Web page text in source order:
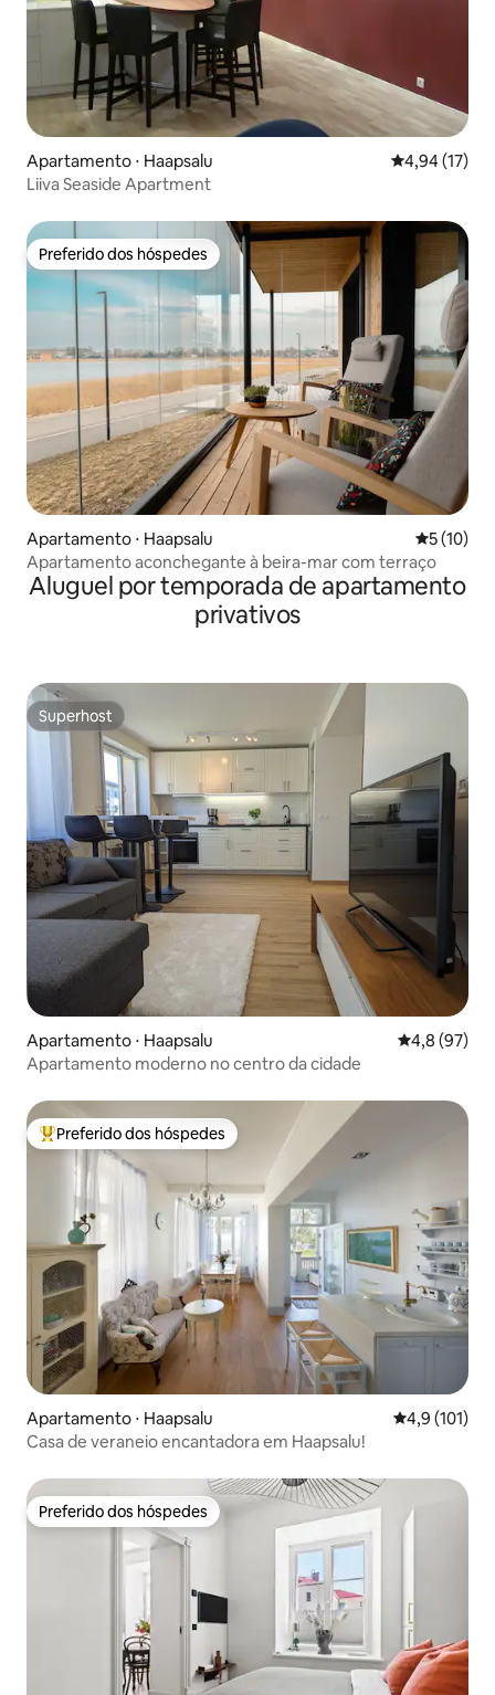
Apartamento ⋅ Haapsalu 4,94 de uma
4,94 (17)
Liiva Seaside Apartment
Preferido dos hóspedes
Preferido dos hóspedes
Apartamento ⋅ Haapsalu 5 de uma
5 (10)
Apartamento aconchegante à beira-mar com terraço
Aluguel por temporada de apartamento
privativos
Superhost
Superhost
Apartamento ⋅ Haapsalu 4,8 de uma
4,8 (97)
Apartamento moderno no centro da cidade
Entre os melhores preferidos dos hóspedes
Preferido dos hóspedes
Apartamento ⋅ Haapsalu 4,9 de uma
4,9 (101)
Casa de veraneio encantadora em Haapsalu!
Preferido dos hóspedes
Preferido dos hóspedes